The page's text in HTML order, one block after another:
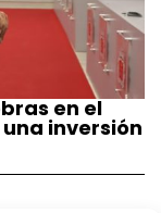
en el
inversión